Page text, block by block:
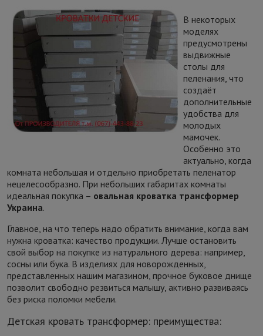
В некоторых
моделях
предусмотрены
выдвижные
столы для
пеленания, что
создаёт
дополнительные
удобства для
молодых
мамочек.
Особенно это
актуально, когда
комната небольшая и отдельно приобретать пеленатор
нецелесообразно. При небольших габаритах комнаты
идеальная покупка – овальная кроватка трансформер
Украина.
Главное, на что теперь надо обратить внимание, когда вам
нужна кроватка: качество продукции. Лучше остановить
свой выбор на покупке из натурального дерева: например,
сосны или бука. В изделиях для новорожденных,
представленных нашим магазином, прочное буковое днище
позволит свободно резвиться малышу, активно развиваясь
без риска поломки мебели.
Детская кровать трансформер: преимущества: